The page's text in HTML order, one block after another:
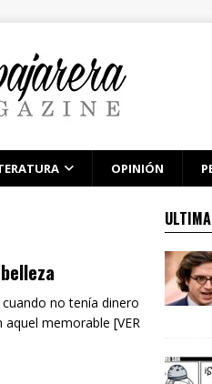
OPINIÓN
no tenía dinero
memorable [VER